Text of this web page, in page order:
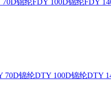
70D锦纶FDY 100D锦纶FDY
70D锦纶DTY 100D锦纶DTY